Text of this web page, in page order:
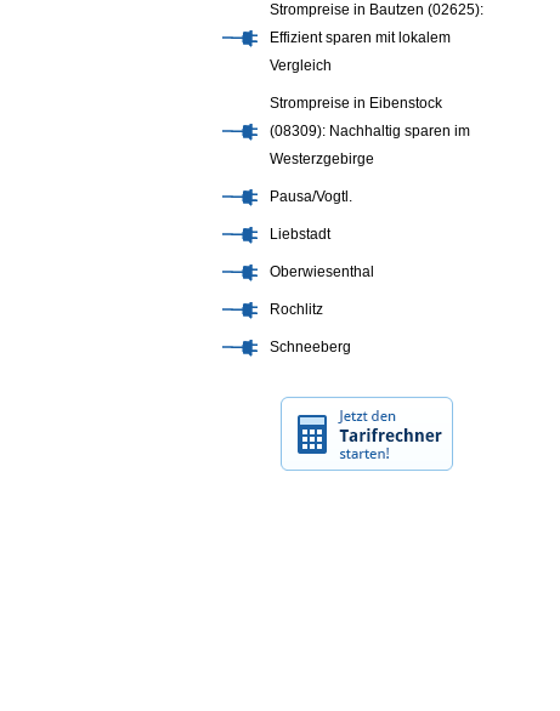
Strompreise in Bautzen (02625):
Effizient sparen mit lokalem
Vergleich
Strompreise in Eibenstock
(08309): Nachhaltig sparen im
Westerzgebirge
Pausa/Vogtl.
Liebstadt
Oberwiesenthal
Rochlitz
Schneeberg